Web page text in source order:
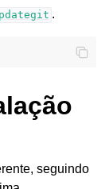
.
seguindo